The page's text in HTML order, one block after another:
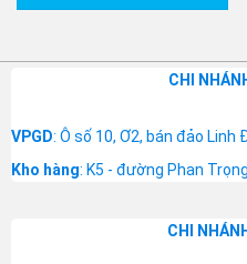
CHI
VPGD: Ô số 10, Ơ2, bán đảo Linh
Kho hàng: K5 - đường Phan
CHI